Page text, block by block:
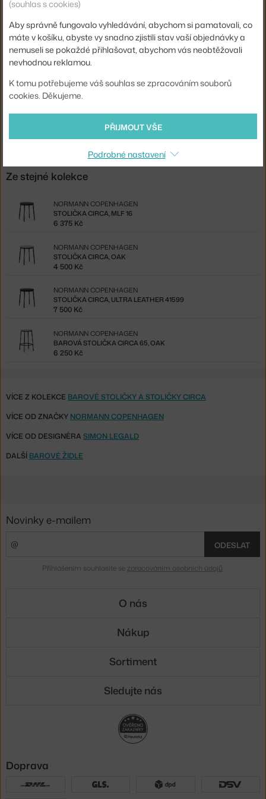
Sedák:
čalouněný
Podnož:
kov
Kód produktu
NCP-506087
EAN
5712396078048
Ste zo Slovenska? Prejdite na
Shopping from the EU? Switch toCirca Barstool 65, Ultra Leather
Ze stejné kolekce
STOLIČKA CIRCA, MLF 16
NORMANN COPENHAGEN
6 375 Kč
STOLIČKA CIRCA, OAK
NORMANN COPENHAGEN
4 500 Kč
STOLIČKA CIRCA, ULTRA LEATHER 41599
NORMANN COPENHAGEN
7 500 Kč
BAROVÁ STOLIČKA CIRCA 65, OAK
NORMANN COPENHAGEN
6 250 Kč
VÍCE Z KOLEKCE BAROVÉ STOLIČKY A STOLIČKY CIRCA
VÍCE OD ZNAČKY NORMANN COPENHAGEN
VÍCE OD DESIGNÉRA SIMON LEGALD
DALŠÍ BAROVÉ ŽIDLE
(souhlas s cookies)
Aby správně fungovalo vyhledávání, abychom si pamatovali, co
máte v košíku, abyste vy snadno zjistili stav vaší objednávky a
nemuseli se pokaždé přihlašovat, abychom vás neobtěžovali
nevhodnou reklamou.
K tomu potřebujeme váš souhlas se zpracováním souborů
cookies. Děkujeme.
PŘIJMOUT VŠE
Podrobné nastavení
Novinky e-mailem
ODESLAT
Přihlášením souhlasíte se zpracováním osobních údajů
O nás
Nákup
Sortiment
Sledujte nás
Doprava